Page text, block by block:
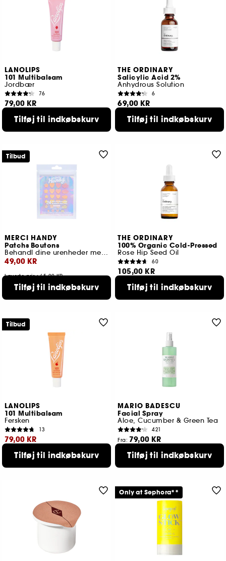
LANOLIPS
101 Multibalsam
Jordbær
76
79,00 KR
Tilføj til indkøbskurv
THE ORDINARY
Salicylic Acid 2%
Anhydrous Solution
6
69,00 KR
Tilføj til indkøbskurv
MERCI HANDY
Patchs Boutons
Behandl dine urenheder med stil
49,00 KR
Laveste pris : 65,00 KR
Tilføj til indkøbskurv
Tilbud
THE ORDINARY
100% Organic Cold-Pressed
Rose Hip Seed Oil
60
105,00 KR
Tilføj til indkøbskurv
LANOLIPS
101 Multibalsam
Fersken
13
79,00 KR
Laveste pris : 89,00 KR
Tilføj til indkøbskurv
Tilbud
MARIO BADESCU
Facial Spray
Aloe, Cucumber & Green Tea
421
Fra: 79,00 KR
Tilføj til indkøbskurv
Only at Sephora**